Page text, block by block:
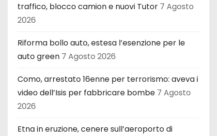
traffico, blocco camion e nuovi Tutor 7 Agosto
2026
Riforma bollo auto, estesa l’esenzione per le
auto green 7 Agosto 2026
Como, arrestato 16enne per terrorismo: aveva i
video dell’Isis per fabbricare bombe 7 Agosto
2026
Etna in eruzione, cenere sull’aeroporto di